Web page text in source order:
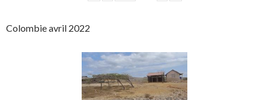
Colombie avril 2022